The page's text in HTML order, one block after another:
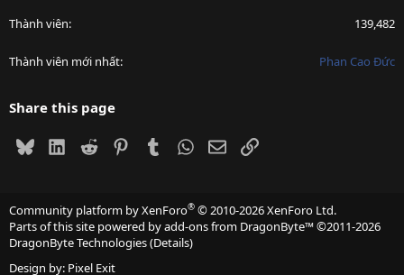
Thành viên 139,482
Thành viên mới nhất Phan Cao Đức
Share this page
BlueskyLinkedIn
Reddit PinterestTumblrWhatsApp
EmailLink
Community platform by XenForo® © 2010-2026 XenForo Ltd.
Parts of this site powered byadd-ons from DragonByte™©2011-2026
DragonByte Technologies(Details)
Design by: Pixel Exit